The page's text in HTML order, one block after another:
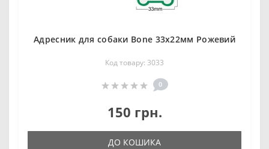
Адресник для собаки Bone 33x22мм Рожевий
Код товару: 3033
0
150 грн.
ДО КОШИКА